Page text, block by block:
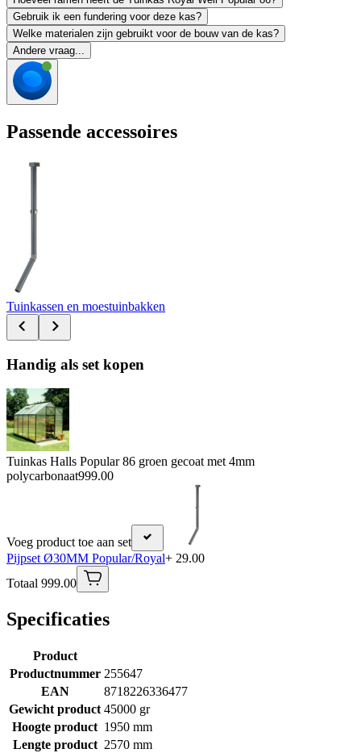
Gebruik ik een fundering voor deze kas?
Welke materialen zijn gebruikt voor de bouw van de kas?
Andere vraag...
Passende accessoires
Tuinkassen en moestuinbakken
Handig als set kopen
Tuinkas Halls Popular 86 groen gecoat met 4mm
polycarbonaat999.00
Voeg product toe aan set
Pijpset Ø30MM Popular/Royal+ 29.00
Totaal 999.00
Specificaties
Product
Productnummer 255647
EAN
8718226336477
Gewicht product 45000 gr
Hoogte product 1950 mm
Lengte product 2570 mm